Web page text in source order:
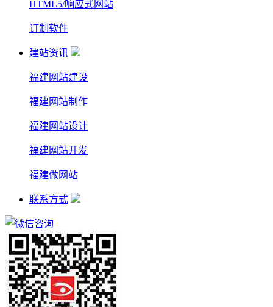
HTML5/响应式网站
订制软件
建站资讯
福建网站建设
福建网站制作
福建网站设计
福建网站开发
福建做网站
联系方式